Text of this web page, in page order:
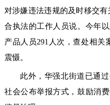
对涉嫌违法违规的及时移交
合执法的工作人员说。今年
产品人员291人次，查处相关
震慑。
此外，华强北街道已通
社会公布举报方式，鼓励消